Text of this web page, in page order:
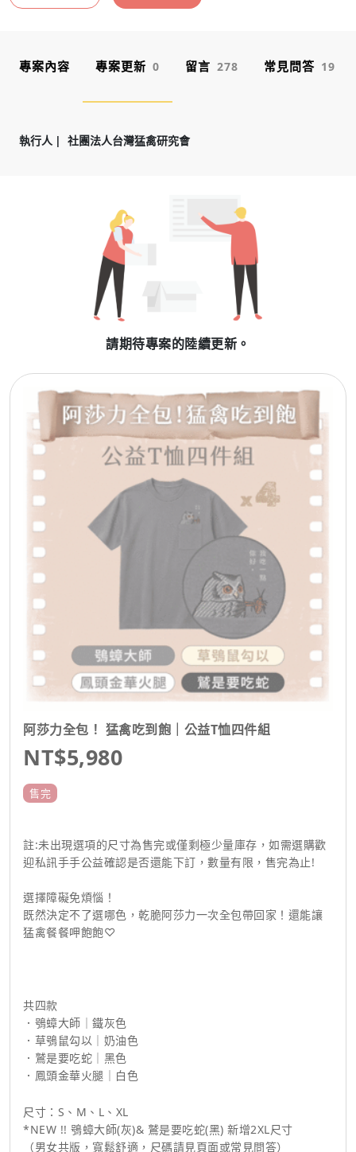
專案內容 專案更新 0 留言 278 常見問答 19
執行人 社團法人台灣猛禽研究會
請期待專案的陸續更新。
阿莎力全包！ 猛禽吃到飽｜公益T恤四件組
NT$5,980
售完
註:未出現選項的尺寸為售完或僅剩極少量庫存，如需選購歡
迎私訊手手公益確認是否還能下訂，數量有限，售完為止!
選擇障礙免煩惱！
既然決定不了選哪色，乾脆阿莎力一次全包帶回家！還能讓
猛禽餐餐呷飽飽♡
共四款
．鴞蟑大師｜鐵灰色
．草鴞鼠勾以｜奶油色
．鷲是要吃蛇｜黑色
．鳳頭金華火腿｜白色
尺寸：S、M、L、XL
*NEW !! 鴞蟑大師(灰)& 鷲是要吃蛇(黑) 新增2XL尺寸
（男女共版，寬鬆舒適，尺碼請見頁面或常見問答）